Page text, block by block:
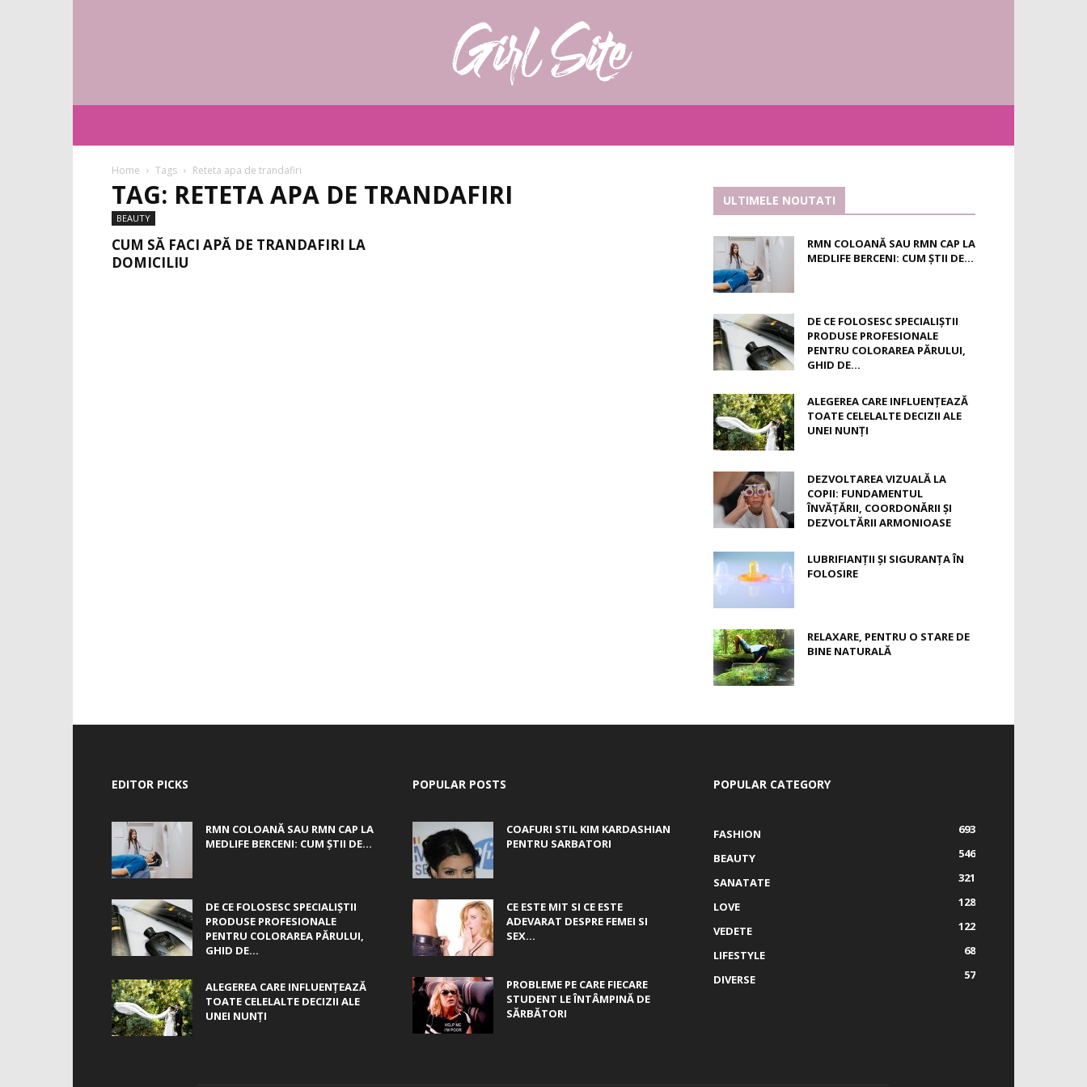
Home Tags Reteta apa de trandafiri
TAG: RETETA APA DE TRANDAFIRI
BEAUTY
CUM SĂ FACI APĂ DE TRANDAFIRI LA
DOMICILIU
ULTIMELE NOUTATI
RMN COLOANĂ SAU RMN CAP LA
MEDLIFE BERCENI: CUM ȘTII DE...
DE CE FOLOSESC SPECIALIȘTII
PRODUSE PROFESIONALE
PENTRU COLORAREA PĂRULUI,
GHID DE...
ALEGEREA CARE INFLUENȚEAZĂ
TOATE CELELALTE DECIZII ALE
UNEI NUNȚI
DEZVOLTAREA VIZUALĂ LA
COPII: FUNDAMENTUL
ÎNVĂȚĂRII, COORDONĂRII ȘI
DEZVOLTĂRII ARMONIOASE
LUBRIFIANȚII ȘI SIGURANȚA ÎN
FOLOSIRE
RELAXARE, PENTRU O STARE DE
BINE NATURALĂ
EDITOR PICKS
RMN COLOANĂ SAU RMN CAP LA
MEDLIFE BERCENI: CUM ȘTII DE...
DE CE FOLOSESC SPECIALIȘTII
PRODUSE PROFESIONALE
PENTRU COLORAREA PĂRULUI,
GHID DE...
ALEGEREA CARE INFLUENȚEAZĂ
TOATE CELELALTE DECIZII ALE
UNEI NUNȚI
POPULAR POSTS
COAFURI STIL KIM KARDASHIAN
PENTRU SARBATORI
CE ESTE MIT SI CE ESTE
ADEVARAT DESPRE FEMEI SI
SEX...
PROBLEME PE CARE FIECARE
STUDENT LE ÎNTÂMPINĂ DE
SĂRBĂTORI
POPULAR CATEGORY
FASHION
693
BEAUTY
546
SANATATE
321
LOVE
128
VEDETE
122
LIFESTYLE
68
DIVERSE
57